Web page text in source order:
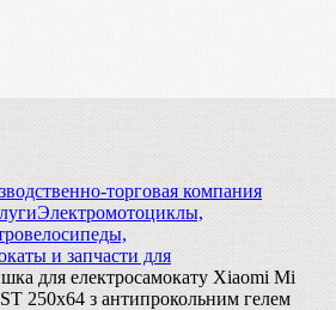
торговая компания
Электромотоциклы,
и запчасти для
для електросамокату Xiaomi Mi
250x64 з антипрокольним гелем